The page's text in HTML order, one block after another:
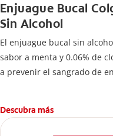
Enjuague Bucal
Sin Alcohol
El enjuague bucal sin
sabor a menta y 0.06% de
a prevenir el sangrado de
Descubra más